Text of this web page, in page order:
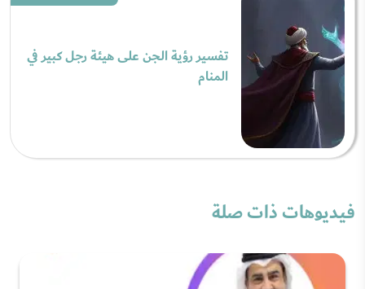
تفسير رؤية الجن على هيئة رجل كبير في
المنام
فيديوهات ذات صلة